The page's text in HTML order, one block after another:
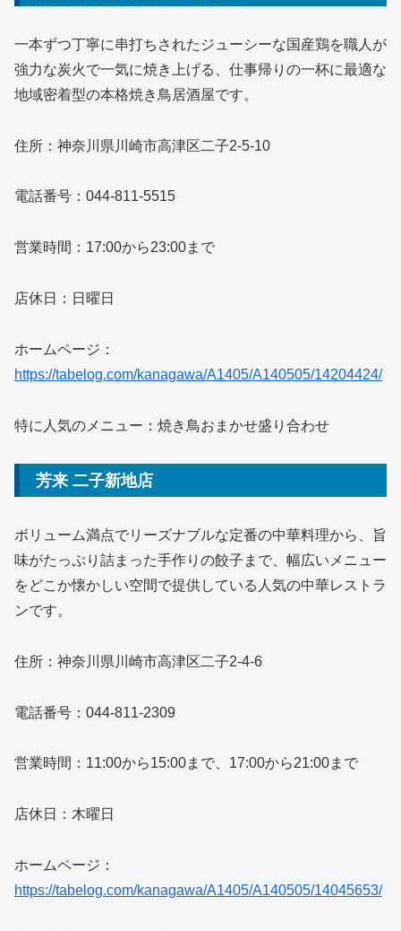
一本ずつ丁寧に串打ちされたジューシーな国産鶏を職人が
強力な炭火で一気に焼き上げる、仕事帰りの一杯に最適な
地域密着型の本格焼き鳥居酒屋です。
住所：神奈川県川崎市高津区二子2-5-10
電話番号：044-811-5515
営業時間：17:00から23:00まで
店休日：日曜日
ホームページ：
https://tabelog.com/kanagawa/A1405/A140505/14204424/
特に人気のメニュー：焼き鳥おまかせ盛り合わせ
芳来 二子新地店
ボリューム満点でリーズナブルな定番の中華料理から、旨
味がたっぷり詰まった手作りの餃子まで、幅広いメニュー
をどこか懐かしい空間で提供している人気の中華レストラ
ンです。
住所：神奈川県川崎市高津区二子2-4-6
電話番号：044-811-2309
営業時間：11:00から15:00まで、17:00から21:00まで
店休日：木曜日
ホームページ：
https://tabelog.com/kanagawa/A1405/A140505/14045653/